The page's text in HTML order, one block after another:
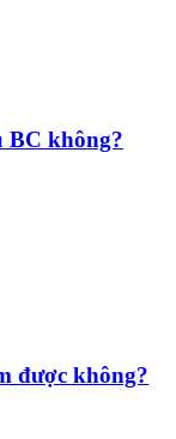
BC không?
được không?